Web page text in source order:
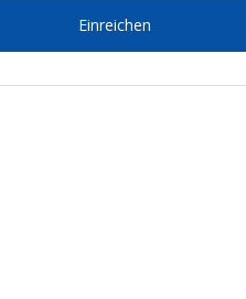
Einreichen